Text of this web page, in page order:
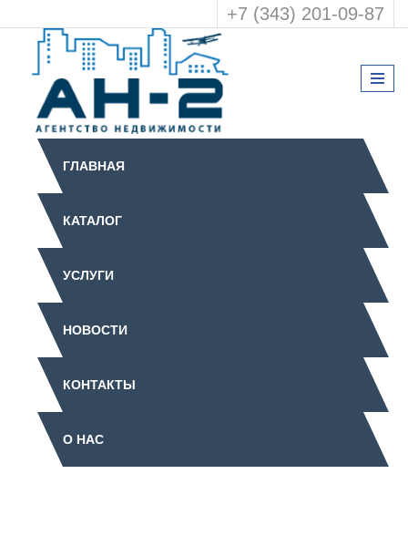
+7 (343) 201-09-87
ГЛАВНАЯ
КАТАЛОГ
УСЛУГИ
НОВОСТИ
КОНТАКТЫ
О НАС